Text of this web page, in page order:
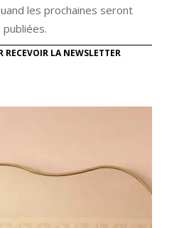
les prochaines seront
publiées.
RECEVOIR LA NEWSLETTER